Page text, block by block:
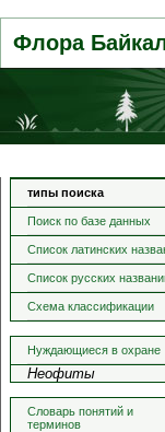
Флора
типы поиска
Поиск по базе данных
Список латинских
Список русских
Схема классификации
Нуждающиеся в охране
Неофиты
Словарь понятий и
терминов